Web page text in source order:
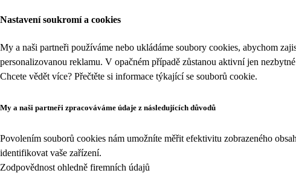
Nastavení soukromí a cookies
My a naši partneři používáme nebo ukládáme soubory cookies, abychom
personalizovanou reklamu. V opačném případě zůstanou aktivní jen
Chcete vědět více? Přečtěte si informace týkající se souborů cookie.
My a naši partneři zpracováváme údaje z následujících důvodů
Povolením souborů cookies nám umožníte měřit efektivitu zobrazeného
identifikovat vaše zařízení.
Zodpovědnost ohledně firemních údajů